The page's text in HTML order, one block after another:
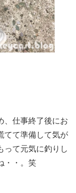
、仕事終了後にお
てて準備して気が
って元気に釣りし
・・。笑